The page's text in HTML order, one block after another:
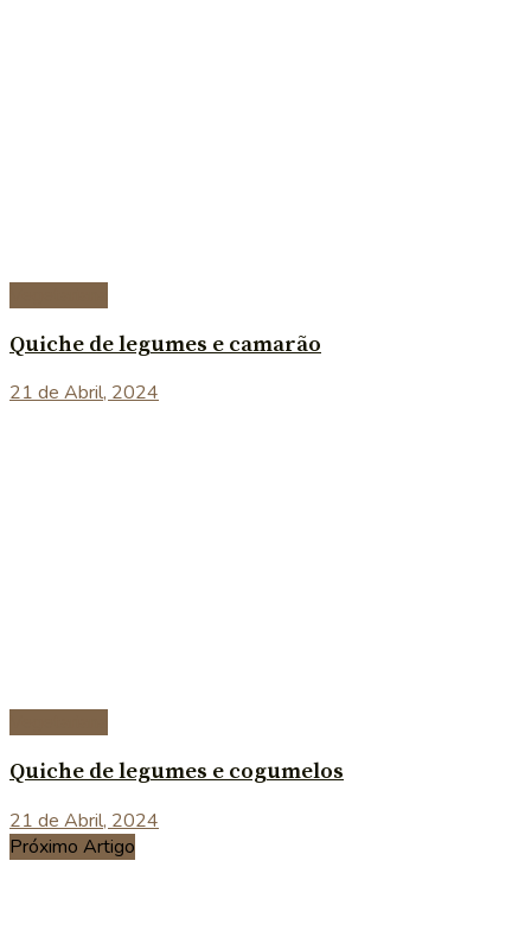
Quiche de legumes e camarão
21 de Abril, 2024
Quiche de legumes e cogumelos
21 de Abril, 2024
Próximo Artigo